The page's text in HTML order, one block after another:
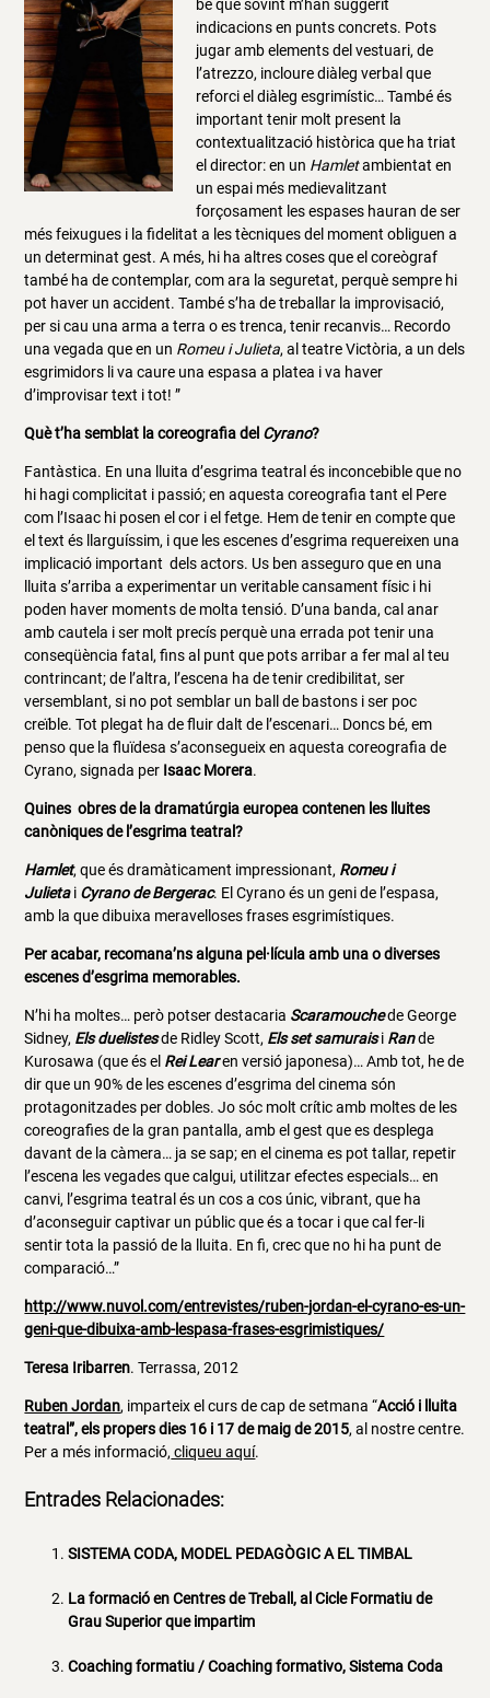
bé que sovint m’han suggerit
indicacions en punts concrets. Pots
jugar amb elements del vestuari, de
l’atrezzo, incloure diàleg verbal que
reforci el diàleg esgrimístic… També és
important tenir molt present la
contextualització històrica que ha triat
el director: en un Hamletambientat en
un espai més medievalitzant
forçosament les espases hauran de ser
més feixugues i la fidelitat a les tècniques del moment obliguen a
un determinat gest. A més, hi ha altres coses que el coreògraf
també ha de contemplar, com ara la seguretat, perquè sempre hi
pot haver un accident. També s’ha de treballar la improvisació,
per si cau una arma a terra o es trenca, tenir recanvis… Recordo
una vegada que en un Romeu i Julieta, al teatre Victòria, a un dels
esgrimidors li va caure una espasa a platea i va haver
d’improvisar text i tot! ”
Què t’ha semblat la coreografia del Cyrano?
Fantàstica. En una lluita d’esgrima teatral és inconcebible que no
hi hagi complicitat i passió; en aquesta coreografia tant el Pere
com l’Isaac hi posen el cor i el fetge. Hem de tenir en compte que
el text és llarguíssim, i que les escenes d’esgrima requereixen una
implicació important dels actors. Us ben asseguro que en una
lluita s’arriba a experimentar un veritable cansament físic i hi
poden haver moments de molta tensió. D’una banda, cal anar
amb cautela i ser molt precís perquè una errada pot tenir una
conseqüència fatal, fins al punt que pots arribar a fer mal al teu
contrincant; de l’altra, l’escena ha de tenir credibilitat, ser
versemblant, si no pot semblar un ball de bastons i ser poc
creïble. Tot plegat ha de fluir dalt de l’escenari… Doncs bé, em
penso que la fluïdesa s’aconsegueix en aquesta coreografia de
Cyrano, signada per Isaac Morera.
Quines obres de la dramatúrgia europea contenen les lluites
canòniques de l’esgrima teatral?
Hamlet, que és dramàticament impressionant, Romeu i
Julietai Cyrano de Bergerac. El Cyrano és un geni de l’espasa,
amb la que dibuixa meravelloses frases esgrimístiques.
Per acabar, recomana’ns alguna pel·lícula amb una o diverses
escenes d’esgrima memorables.
N’hi ha moltes… però potser destacaria Scaramouchede George
Sidney, Els duelistesde Ridley Scott, Els set samuraisi Rande
Kurosawa (que és el Rei Learen versió japonesa)… Amb tot, he de
dir que un 90% de les escenes d’esgrima del cinema són
protagonitzades per dobles. Jo sóc molt crític amb moltes de les
coreografies de la gran pantalla, amb el gest que es desplega
davant de la càmera… ja se sap; en el cinema es pot tallar, repetir
l’escena les vegades que calgui, utilitzar efectes especials… en
canvi, l’esgrima teatral és un cos a cos únic, vibrant, que ha
d’aconseguir captivar un públic que és a tocar i que cal fer-li
sentir tota la passió de la lluita. En fi, crec que no hi ha punt de
comparació…”
http://www.nuvol.com/entrevistes/ruben-jordan-el-cyrano-es-un-
geni-que-dibuixa-amb-lespasa-frases-esgrimistiques/
Teresa Iribarren. Terrassa, 2012
Ruben Jordan, imparteix el curs de cap de setmana “Acció i lluita
teatral”, els propers dies 16 i 17 de maig de 2015, al nostre centre.
Per a més informació, cliqueu aquí.
Entrades Relacionades:
SISTEMA CODA, MODEL PEDAGÒGIC A EL TIMBAL
La formació en Centres de Treball, al Cicle Formatiu de
Grau Superior que impartim
Coaching formatiu / Coaching formativo, Sistema Coda